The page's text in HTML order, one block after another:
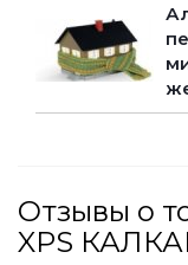
Отзывы о
XPS